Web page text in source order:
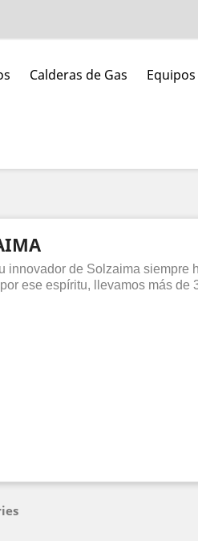
Calderas de Gas
innovador de Solzaima siempre
ese espíritu, llevamos más